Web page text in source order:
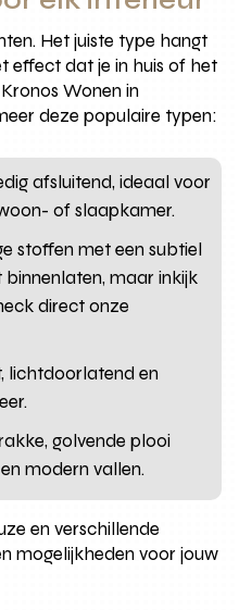
Het juiste type hangt
effect dat je in huis of het
Wonen in
deze populaire typen:
afsluitend, ideaal voor
of slaapkamer.
stoffen met een subtiel
maar inkijk
direct onze
lichtdoorlatend en
golvende plooi
modern vallen.
en verschillende
mogelijkheden voor jouw